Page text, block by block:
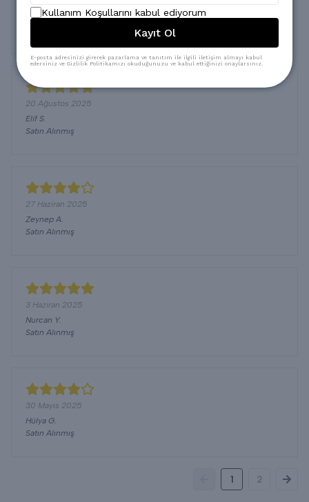
29 Ağustos 2025
Nihal D.
20 Ağustos 2025
Elif S.
Satın Alınmış
27 Haziran 2025
Zeynep A.
Satın Alınmış
3 Haziran 2025
Nurcan Y.
Satın Alınmış
30 Mayıs 2025
Hülya G.
Satın Alınmış
1 2
Kullanım Koşullarını kabul ediyorum
Kayıt Ol
E-posta adresinizi girerek pazarlama ve tanıtım ile ilgili iletişim almayı kabul
edersiniz ve Gizlilik Politikamızı okuduğunuzu ve kabul ettiğinizi onaylarsınız.